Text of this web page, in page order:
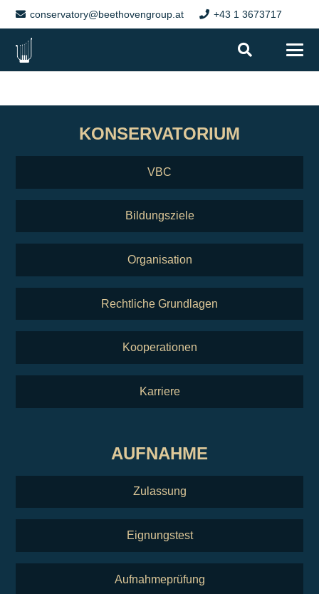
conservatory@beethovengroup.at +43 1 3673717
KONSERVATORIUM
VBC
Bildungsziele
Organisation
Rechtliche Grundlagen
Kooperationen
Karriere
AUFNAHME
Zulassung
Eignungstest
Aufnahmeprüfung